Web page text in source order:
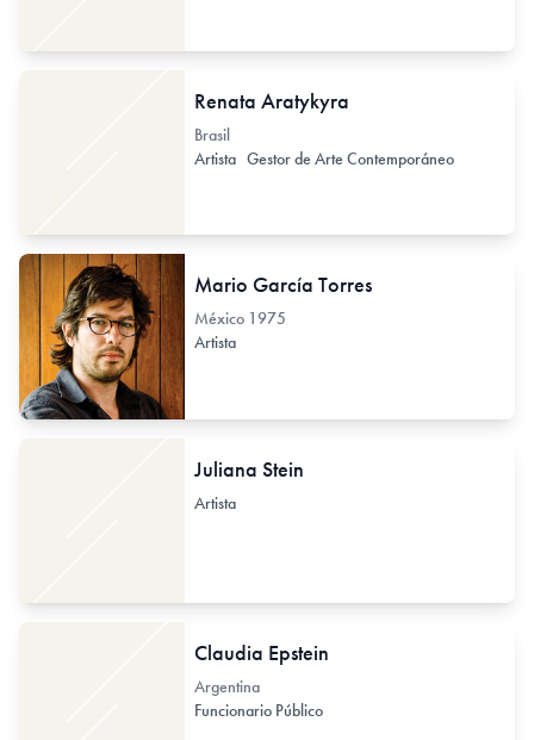
Renata Aratykyra
Brasil
Artista Gestor de Arte Contemporáneo
Mario García Torres
México 1975
Artista
Juliana Stein
Artista
Claudia Epstein
Argentina
Funcionario Público